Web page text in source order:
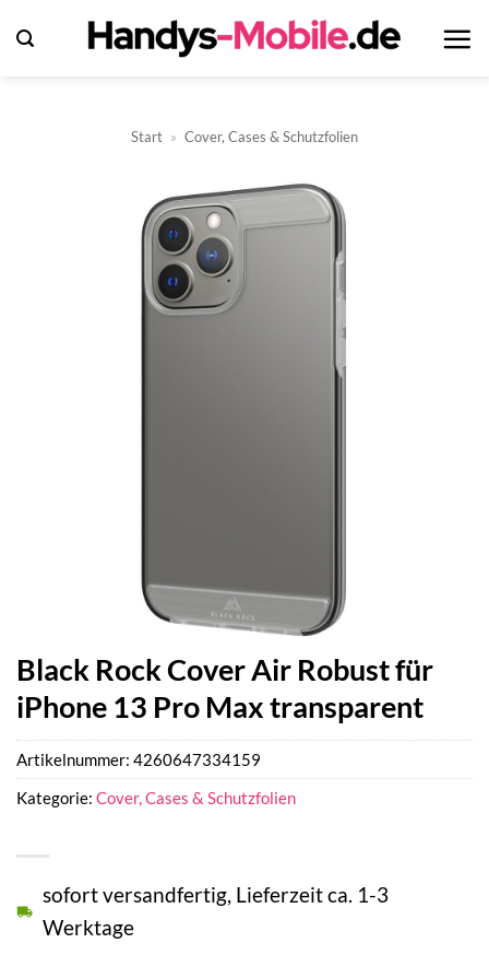
Inhalt
Start » Cover, Cases & Schutzfolien
Black Rock Cover Air Robust für
iPhone 13 Pro Max transparent
sofort versandfertig, Lieferzeit ca. 1-3
Werktage
Artikelnummer: 4260647334159
Kategorie: Cover, Cases & Schutzfolien